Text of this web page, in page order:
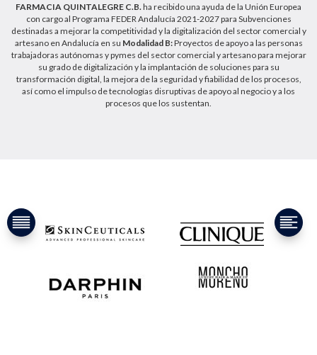
FARMACIA QUINTALEGRE C.B. ha recibido una ayuda de la Unión Europea
con cargo al Programa FEDER Andalucía 2021-2027 para Subvenciones
destinadas a mejorar la competitividad y la digitalización del sector comercial y
artesano en Andalucía en su Modalidad B:Proyectos de apoyo a las personas
trabajadoras autónomas y pymes del sector comercial y artesano para mejorar
su grado de digitalización y la implantación de soluciones para su
transformación digital, la mejora de la seguridad y fiabilidad de los procesos,
así como el impulso de tecnologías disruptivas de apoyo al negocio y a los
procesos que los sustentan.